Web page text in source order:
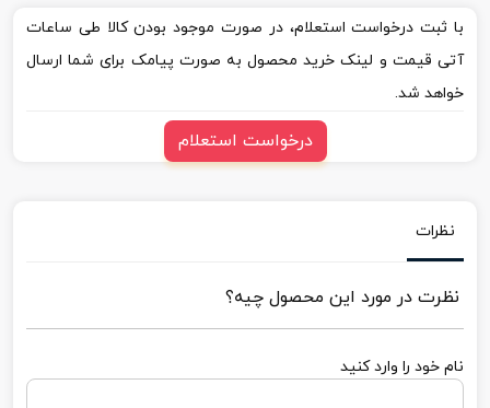
با ثبت درخواست استعلام، در صورت موجود بودن کالا طی ساعات
آتی قیمت و لینک خرید محصول به صورت پیامک برای شما ارسال
خواهد شد.
درخواست استعلام
نظرات
نظرت در مورد این محصول چیه؟
نام خود را وارد کنید